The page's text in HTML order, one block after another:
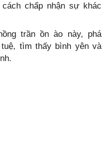
chấp nhận sự khác
trần ồn ào này, phá
tìm thấy bình yên và